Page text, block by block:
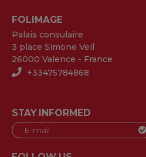
FOLIMAGE
Palais consulaire
3 place Simone Veil
26000 Valence - France
+33475784868
STAY INFORMED